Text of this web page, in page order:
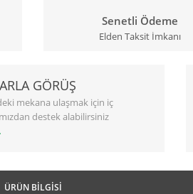
Senetli Ödeme
Elden Taksit İmkanı
GÖRÜŞ
mekana ulaşmak için iç
destek alabilirsiniz
ÜRÜN BILGISI